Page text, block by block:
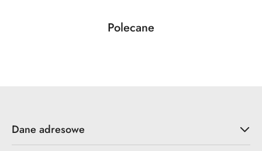
Pomiń karuzelę produktów
Produkty
Polecane
Dane adresowe